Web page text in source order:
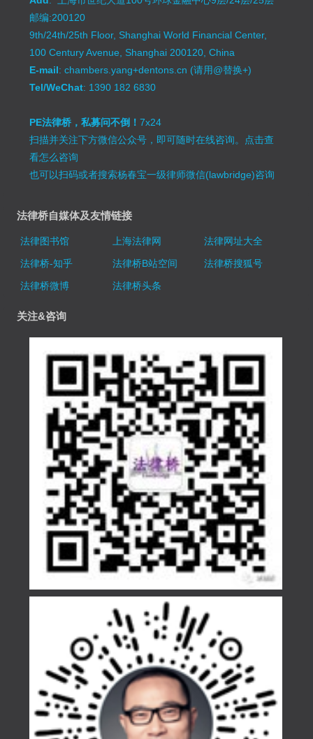
邮编:200120
9th/24th/25th Floor, Shanghai World Financial Center,
100 Century Avenue, Shanghai 200120, China
E-mail: chambers.yang+dentons.cn (请用@替换+)
Tel/WeChat: 1390 182 6830
PE法律桥，私募问不倒！7x24
扫描并关注下方微信公众号，即可随时在线咨询。 点击查
看怎么咨询
也可以扫码或者搜索杨春宝一级律师微信(lawbridge)咨询
法律桥自媒体及友情链接
法律图书馆 上海法律网
法律网址大全
法律桥-知乎
法律桥B站空间
法律桥搜狐号
法律桥微博
法律桥头条
关注&咨询